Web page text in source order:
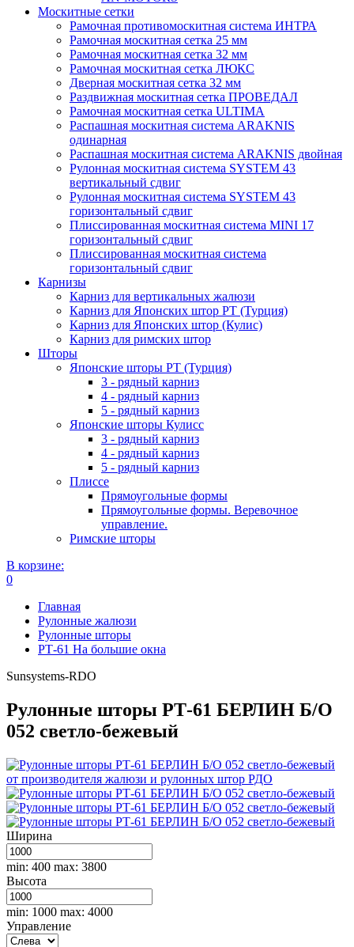
Москитные сетки
Рамочная противомоскитная система ИНТРА
Рамочная москитная сетка 25 мм
Рамочная москитная сетка 32 мм
Рамочная москитная сетка ЛЮКС
Дверная москитная сетка 32 мм
Раздвижная москитная сетка ПРОВЕДАЛ
Рамочная москитная сетка ULTIMA
Распашная москитная система ARAKNIS
одинарная
Распашная москитная система ARAKNIS двойная
Рулонная москитная система SYSTEM 43
вертикальный сдвиг
Рулонная москитная система SYSTEM 43
горизонтальный сдвиг
Плиссированная москитная система MINI 17
горизонтальный сдвиг
Плиссированная москитная система
горизонтальный сдвиг
Карнизы
Карниз для вертикальных жалюзи
Карниз для Японских штор РТ (Турция)
Карниз для Японских штор (Кулис)
Карниз для римских штор
Шторы
Японские шторы РТ (Турция)
3 - рядный карниз
4 - рядный карниз
5 - рядный карниз
Японские шторы Кулисс
3 - рядный карниз
4 - рядный карниз
5 - рядный карниз
Плиссе
Прямоугольные формы
Прямоугольные формы. Веревочное
управление.
Римские шторы
В корзине:
0
Главная
Рулонные жалюзи
Рулонные шторы
РТ-61 На большие окна
Sunsystems-RDO
Рулонные шторы РТ-61 БЕРЛИН Б/О
052 светло-бежевый
Ширина
min: 400 max: 3800
Высота
min: 1000 max: 4000
Управление